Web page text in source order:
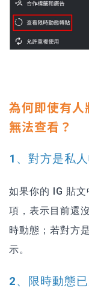
為何即使有
無法查看？
1、對方是私
如果你的 IG 貼
項，表示目前還
時動態；若對方
示。
2、限時動態